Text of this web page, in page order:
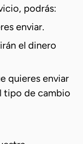
podrás:
enviar.
el dinero
quieres enviar
tipo de cambio